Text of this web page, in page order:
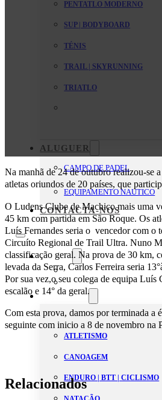
PENTATLO MODERNO
SUP | BODYBOARD
TÉNIS
TRAIL | SKYRUNNING
TRIATLO
ALUGUER
CAMPO DE PADEL
EQUIPAMENTO NAUTICO
CONTACTA-NOS
O Clube
Mensagem da Direção
Estatutos
Modalidades
ATLETISMO
CANOAGEM
ENDURO | BTT | CICLISMO
Na manhã de 24 de outubro realizou-se
atletas oriundos de 20 países, que
O Ludens Clube de Machico mais uma
45 km com partida em São Roque. Os
Luís Fernandes seria o vencedor com o
Circuíto Regional de Trail Ultra. Nuno
classificação geral. Na prova de 30 km,
levada da Serra, Carlos Ferreira seria
Por sua vez,o seu colega de equipa Luís
escalão e 14° da geral.
Com esta prova, damos por terminada a
seguinte com inicio a 8 de novembro na
Relacionados